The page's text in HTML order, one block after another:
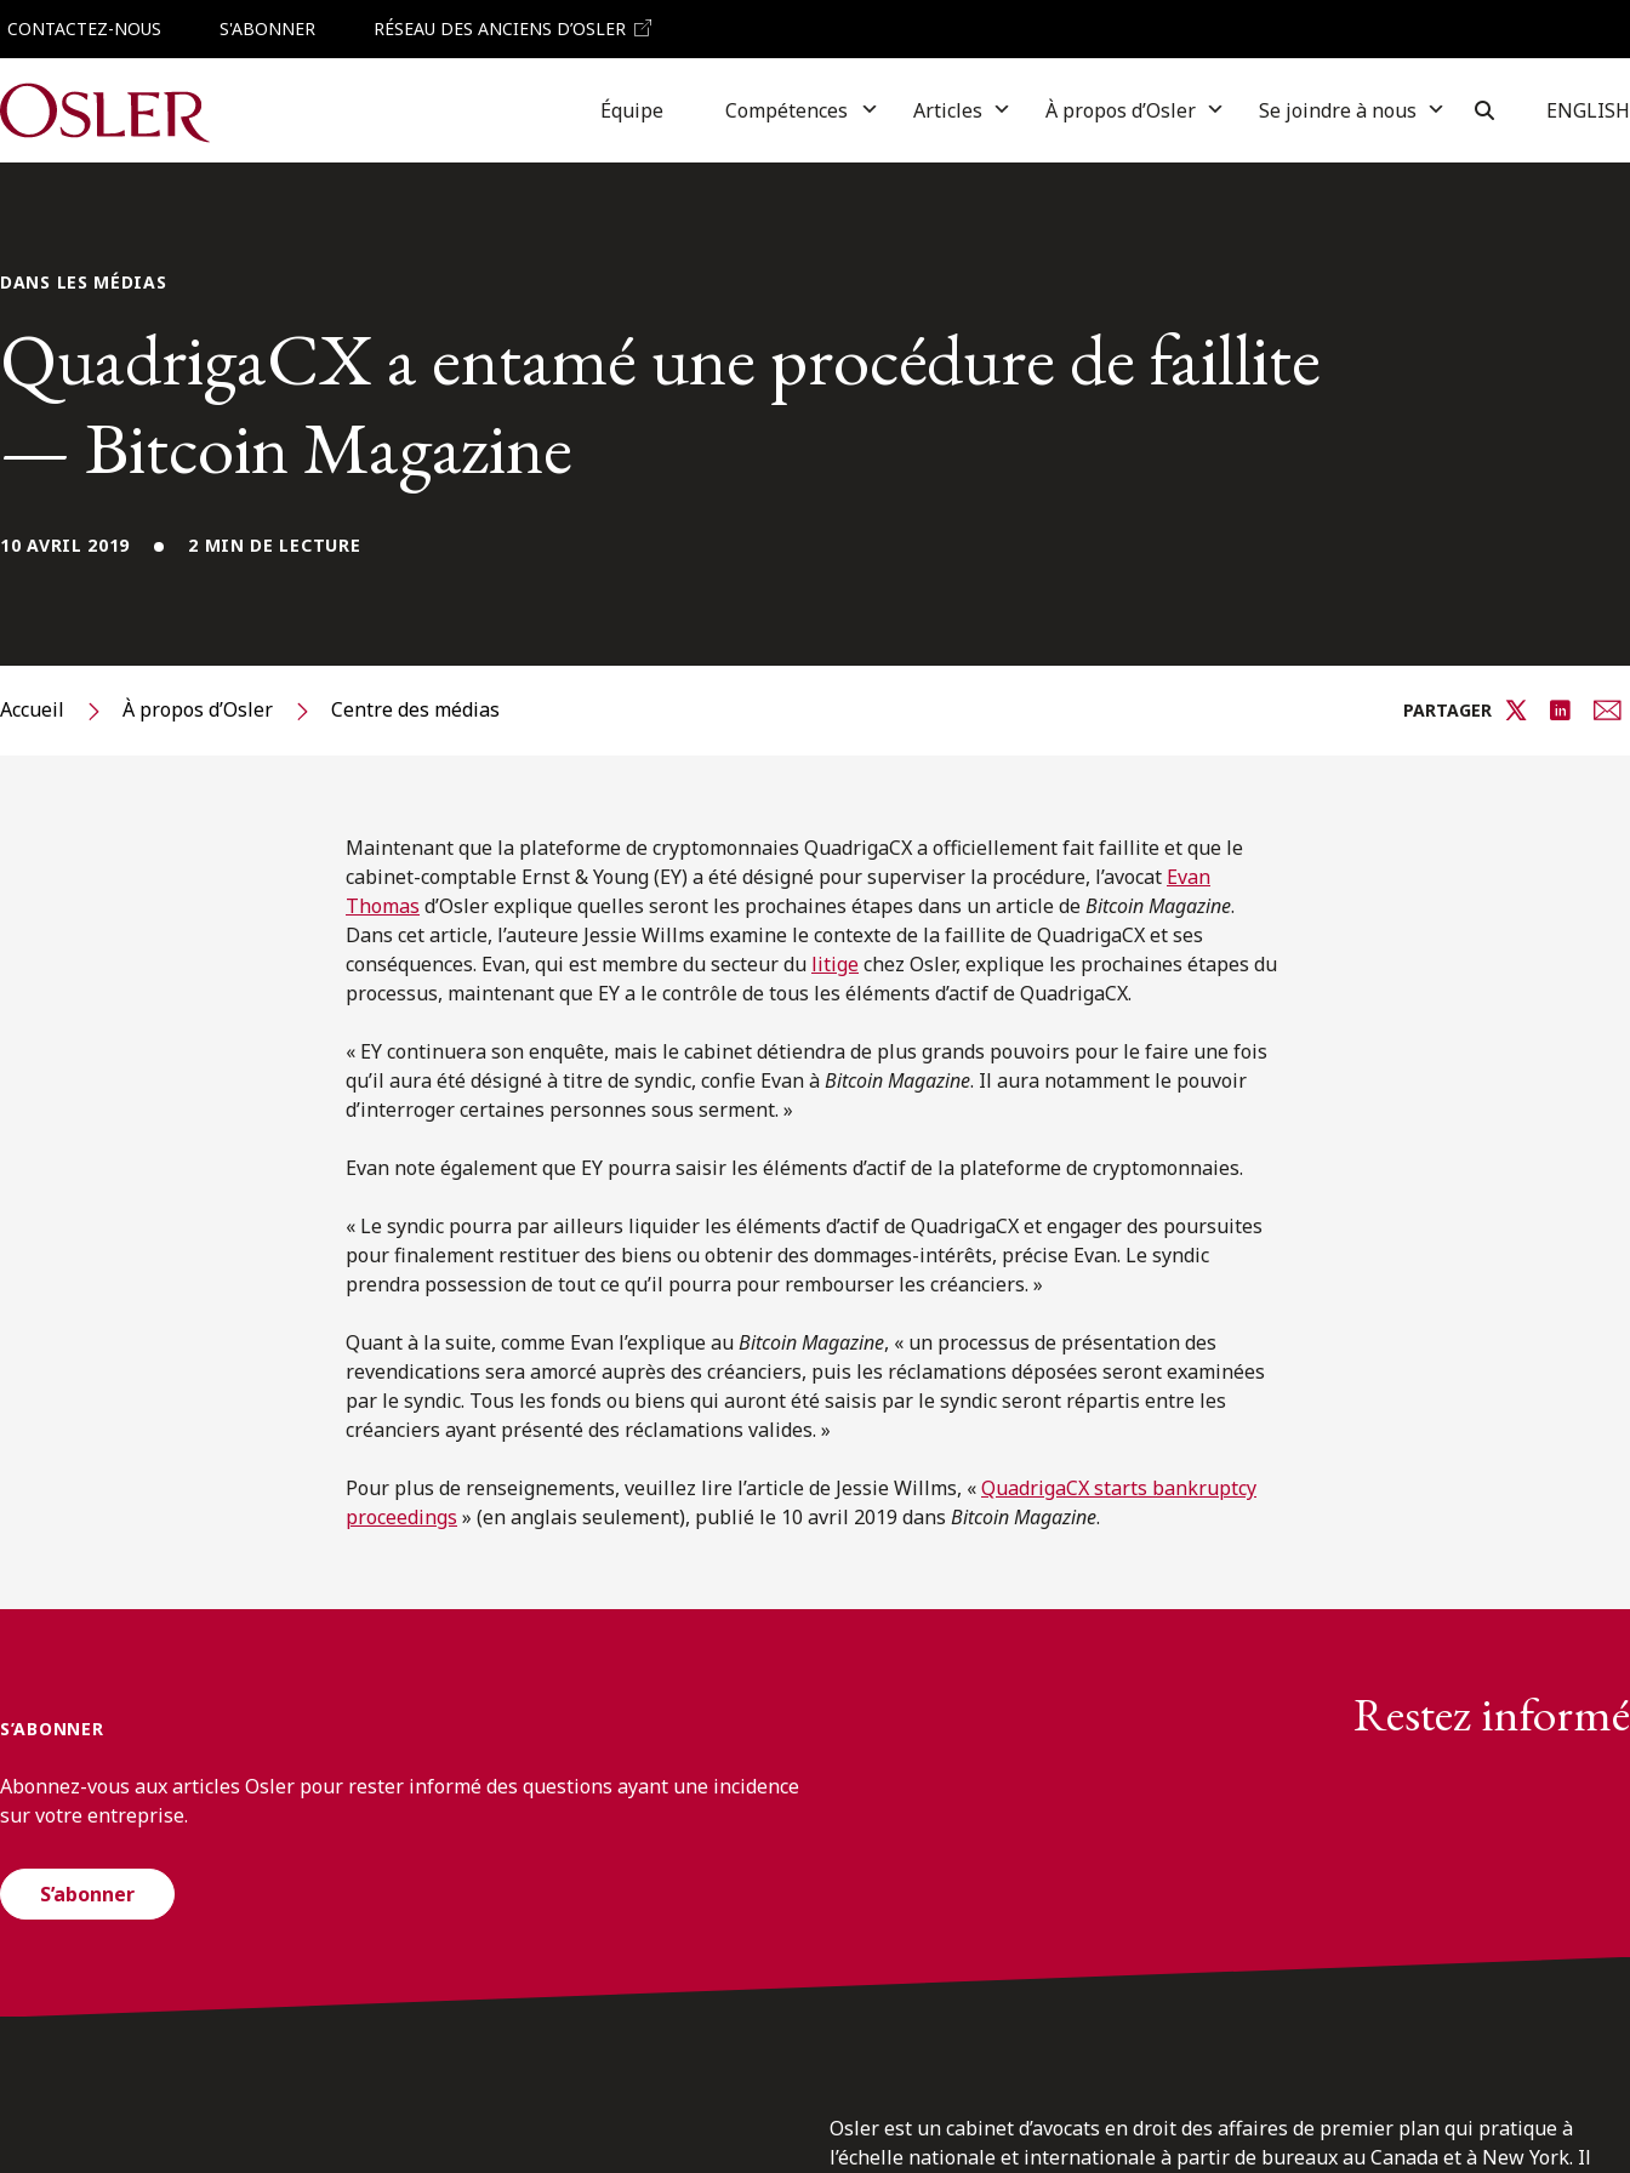
CONTACTEZ-NOUS S'ABONNER RÉSEAU DES ANCIENS D’OSLER
Main Navigation Équipe Compétences Articles À propos d’Osler Se joindre à nous ENGLISH
DANS LES MÉDIAS
QuadrigaCX a entamé une procédure de faillite
— Bitcoin Magazine
10 AVRIL 2019 2 MIN DE LECTURE
Accueil À propos d’Osler Centre des médias PARTAGER
Maintenant que la plateforme de cryptomonnaies QuadrigaCX a officiellement fait faillite et que le
cabinet-comptable Ernst & Young (EY) a été désigné pour superviser la procédure, l’avocat Evan
Thomas d’Osler explique quelles seront les prochaines étapes dans un article deBitcoin Magazine.
Dans cet article, l’auteure Jessie Willms examine le contexte de la faillite de QuadrigaCX et ses
conséquences. Evan, qui est membre du secteur du litigechez Osler, explique les prochaines étapes du
processus, maintenant que EY a le contrôle de tous les éléments d’actif de QuadrigaCX.
« EY continuera son enquête, mais le cabinet détiendra de plus grands pouvoirs pour le faire une fois
qu’il aura été désigné à titre de syndic, confie Evan àBitcoin Magazine. Il aura notamment le pouvoir
d’interroger certaines personnes sous serment. »
Evan note également que EY pourra saisir les éléments d’actif de la plateforme de cryptomonnaies.
« Le syndic pourra par ailleurs liquider les éléments d’actif de QuadrigaCX et engager des poursuites
pour finalement restituer des biens ou obtenir des dommages-intérêts, précise Evan. Le syndic
prendra possession de tout ce qu’il pourra pour rembourser les créanciers. »
Quant à la suite, comme Evan l’explique auBitcoin Magazine, « un processus de présentation des
revendications sera amorcé auprès des créanciers, puis les réclamations déposées seront examinées
par le syndic. Tous les fonds ou biens qui auront été saisis par le syndic seront répartis entre les
créanciers ayant présenté des réclamations valides. »
Pour plus de renseignements, veuillez lire l’article de Jessie Willms, «QuadrigaCX starts bankruptcy
proceedings » (en anglais seulement), publié le 10 avril 2019 dans Bitcoin Magazine.
S’ABONNER Restez informé
Abonnez-vous aux articles Osler pour rester informé des questions ayant une incidence
sur votre entreprise.
S’abonner
Osler est un cabinet d’avocats en droit des affaires de premier plan qui pratique à
l’échelle nationale et internationale à partir de bureaux au Canada et à New York. Il